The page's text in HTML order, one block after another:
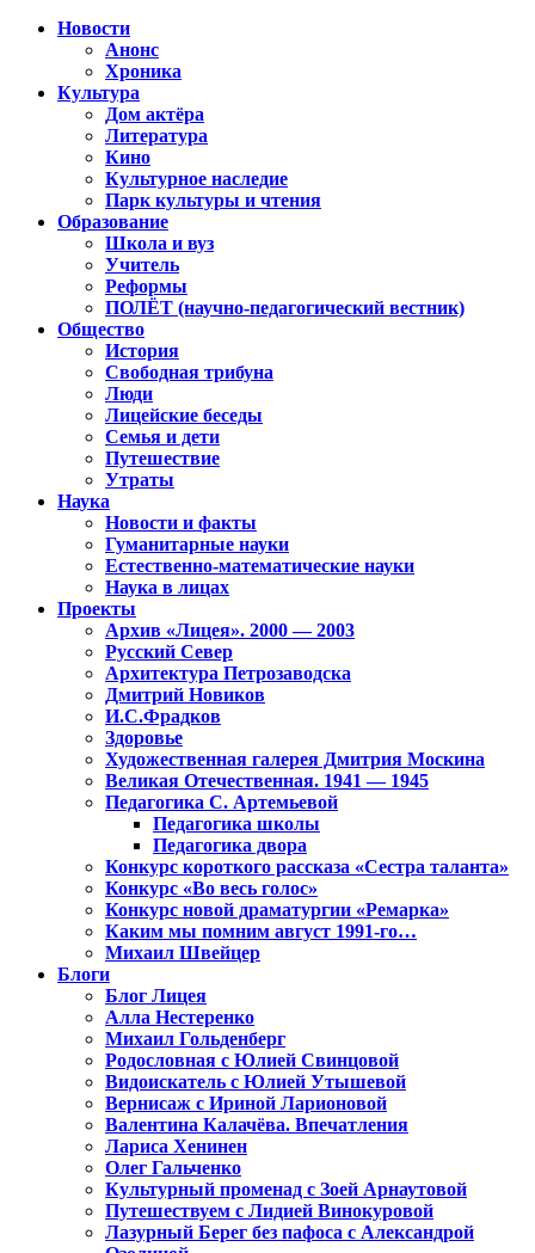
Новости
Анонс
Хроника
Культура
Дом актёра
Литература
Кино
Культурное наследие
Парк культуры и чтения
Образование
Школа и вуз
Учитель
Реформы
ПОЛЁТ (научно-педагогический вестник)
Общество
История
Свободная трибуна
Люди
Лицейские беседы
Семья и дети
Путешествие
Утраты
Наука
Новости и факты
Гуманитарные науки
Естественно-математические науки
Наука в лицах
Проекты
Архив «Лицея». 2000 — 2003
Русский Север
Архитектура Петрозаводска
Дмитрий Новиков
И.С.Фрадков
Здоровье
Художественная галерея Дмитрия Москина
Великая Отечественная. 1941 — 1945
Педагогика С. Артемьевой
Педагогика школы
Педагогика двора
Конкурс короткого рассказа «Сестра таланта»
Конкурс «Во весь голос»
Конкурс новой драматургии «Ремарка»
Каким мы помним август 1991-го…
Михаил Швейцер
Блоги
Блог Лицея
Алла Нестеренко
Михаил Гольденберг
Родословная с Юлией Свинцовой
Видоискатель с Юлией Утышевой
Вернисаж с Ириной Ларионовой
Валентина Калачёва. Впечатления
Лариса Хенинен
Олег Гальченко
Культурный променад с Зоей Арнаутовой
Путешествуем с Лидией Винокуровой
Лазурный Берег без пафоса с Александрой